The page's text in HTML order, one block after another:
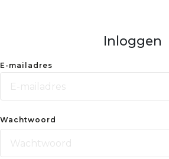
Inloggen
E-mailadres
Wachtwoord